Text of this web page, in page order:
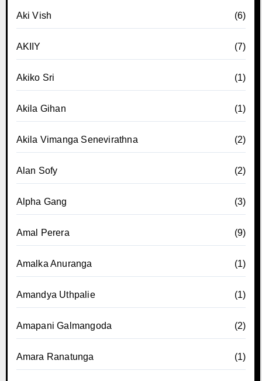
Aki Vish (6)
AKIIY (7)
Akiko Sri (1)
Akila Gihan (1)
Akila Vimanga Senevirathna (2)
Alan Sofy (2)
Alpha Gang (3)
Amal Perera (9)
Amalka Anuranga (1)
Amandya Uthpalie (1)
Amapani Galmangoda (2)
Amara Ranatunga (1)